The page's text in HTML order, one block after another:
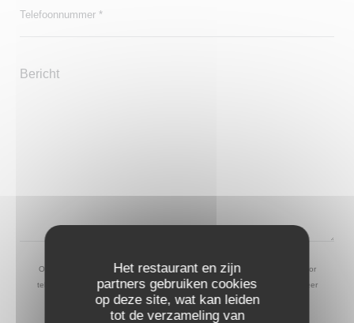
Het restaurant en zijn
partners gebruiken cookies
op deze site, wat kan leiden
tot de verzameling van
Op grond van de privacywetgeving heeft u het recht om u af te melden voor
telefonische marketing via het Bel-me-niet Register:bel-me-niet.nl
. Voor meer
informatie over hoe wij uw gegevens verwerken, zie onsprivacybeleid